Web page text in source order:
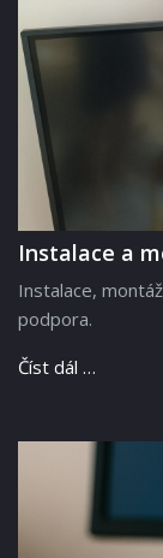
Instalace a
Instalace,
podpora.
Číst dál …